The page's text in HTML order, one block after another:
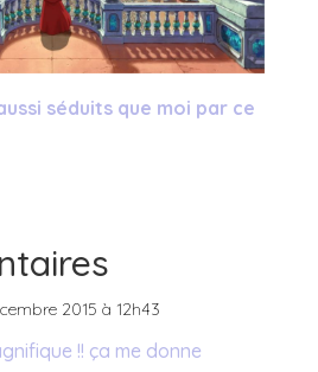
séduits que moi par ce
2015 à 12h43
!! ça me donne